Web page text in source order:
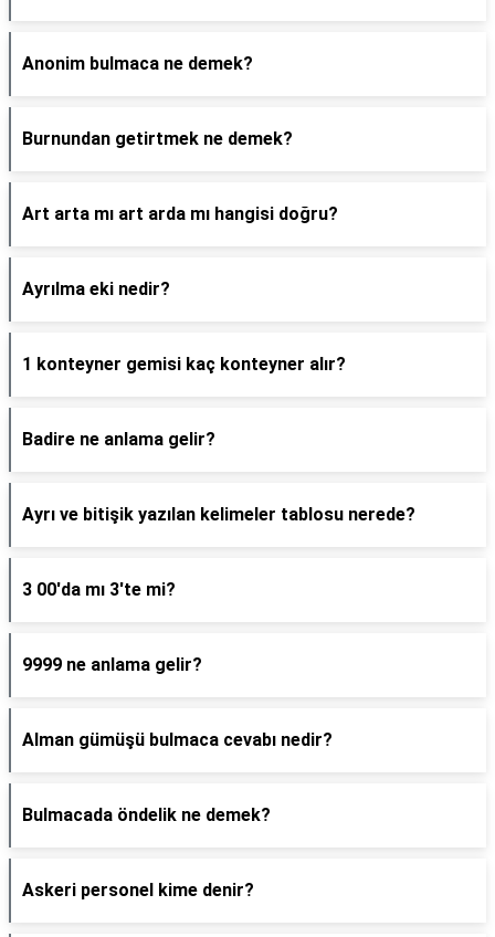
Anonim bulmaca ne demek?
Burnundan getirtmek ne demek?
Art arta mı art arda mı hangisi doğru?
Ayrılma eki nedir?
1 konteyner gemisi kaç konteyner alır?
Badire ne anlama gelir?
Ayrı ve bitişik yazılan kelimeler tablosu nerede?
3 00'da mı 3'te mi?
9999 ne anlama gelir?
Alman gümüşü bulmaca cevabı nedir?
Bulmacada öndelik ne demek?
Askeri personel kime denir?